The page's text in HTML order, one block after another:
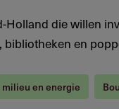
die willen
en
milieu en energie